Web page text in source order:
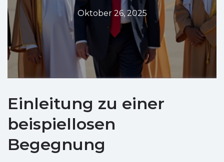
Oktober 26, 2025
Einleitung zu einer
beispiellosen
Begegnung